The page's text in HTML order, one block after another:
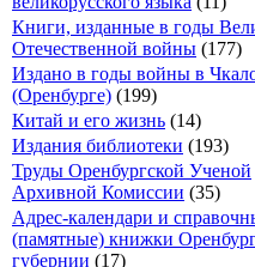
Книги, изданные в годы
Отечественной войны (177)
Издано в годы войны в
(Оренбурге) (199)
Китай и его жизнь (14)
Издания библиотеки (193)
Труды Оренбургской Ученой
Архивной Комиссии (35)
Адрес-календари и
(памятные) книжки
губернии (17)